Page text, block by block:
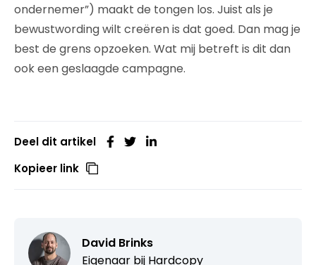
ondernemer”) maakt de tongen los. Juist als je
bewustwording wilt creëren is dat goed. Dan mag je
best de grens opzoeken. Wat mij betreft is dit dan
ook een geslaagde campagne.
Deel dit artikel
Kopieer link
David Brinks
Eigenaar bij Hardcopy